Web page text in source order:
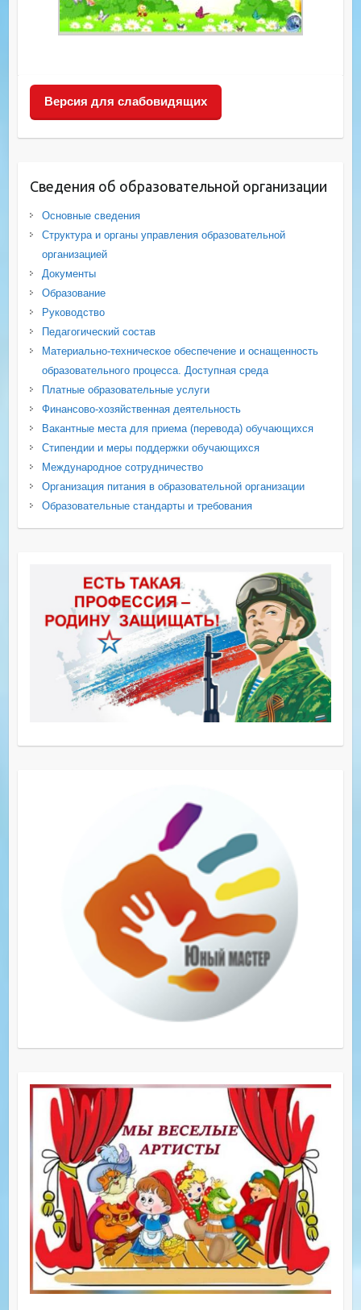
Версия для слабовидящих
Сведения об образовательной организации
Основные сведения
Структура и органы управления образовательной
организацией
Документы
Образование
Руководство
Педагогический состав
Материально-техническое обеспечение и оснащенность
образовательного процесса. Доступная среда
Платные образовательные услуги
Финансово-хозяйственная деятельность
Вакантные места для приема (перевода) обучающихся
Стипендии и меры поддержки обучающихся
Международное сотрудничество
Организация питания в образовательной организации
Образовательные стандарты и требования